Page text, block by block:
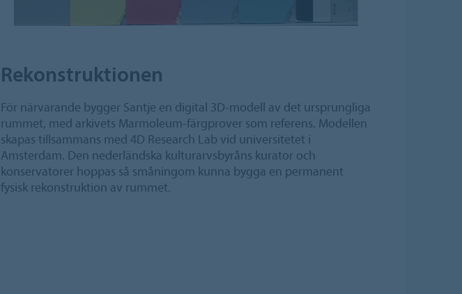
Rekonstruktionen
För närvarande bygger Santje en digital 3D-modell av det ursprungliga
rummet, med arkivets Marmoleum-färgprover som referens. Modellen
skapas tillsammans med 4D Research Lab vid universitetet i
Amsterdam. Den nederländska kulturarvsbyråns kurator och
konservatorer hoppas så småningom kunna bygga en permanent
fysisk rekonstruktion av rummet.